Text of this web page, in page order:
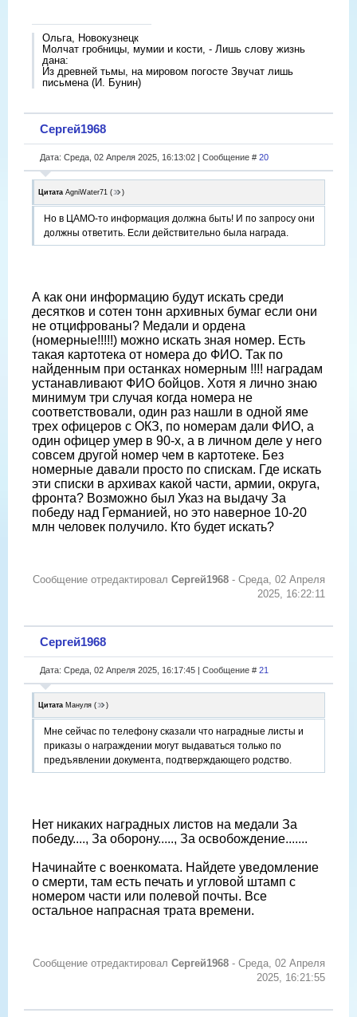
Ольга, Новокузнецк
Молчат гробницы, мумии и кости, - Лишь слову жизнь
дана:
Из древней тьмы, на мировом погосте Звучат лишь
письмена (И. Бунин)
Сергей1968
Дата: Среда, 02 Апреля 2025, 16:13:02 | Сообщение # 20
Цитата AgniWater71 ( )
Но в ЦАМО-то информация должна быть! И по запросу они
должны ответить. Если действительно была награда.
А как они информацию будут искать среди
десятков и сотен тонн архивных бумаг если они
не отцифрованы? Медали и ордена
(номерные!!!!!) можно искать зная номер. Есть
такая картотека от номера до ФИО. Так по
найденным при останках номерным !!!! наградам
устанавливают ФИО бойцов. Хотя я лично знаю
минимум три случая когда номера не
соответствовали, один раз нашли в одной яме
трех офицеров с ОКЗ, по номерам дали ФИО, а
один офицер умер в 90-х, а в личном деле у него
совсем другой номер чем в картотеке. Без
номерные давали просто по спискам. Где искать
эти списки в архивах какой части, армии, округа,
фронта? Возможно был Указ на выдачу За
победу над Германией, но это наверное 10-20
млн человек получило. Кто будет искать?
Сообщение отредактировал Сергей1968 - Среда, 02 Апреля
2025, 16:22:11
Сергей1968
Дата: Среда, 02 Апреля 2025, 16:17:45 | Сообщение # 21
Цитата Мануля ( )
Мне сейчас по телефону сказали что наградные листы и
приказы о награждении могут выдаваться только по
предъявлении документа, подтверждающего родство.
Нет никаких наградных листов на медали За
победу...., За оборону....., За освобождение.......
Начинайте с военкомата. Найдете уведомление
о смерти, там есть печать и угловой штамп с
номером части или полевой почты. Все
остальное напрасная трата времени.
Сообщение отредактировал Сергей1968 - Среда, 02 Апреля
2025, 16:21:55